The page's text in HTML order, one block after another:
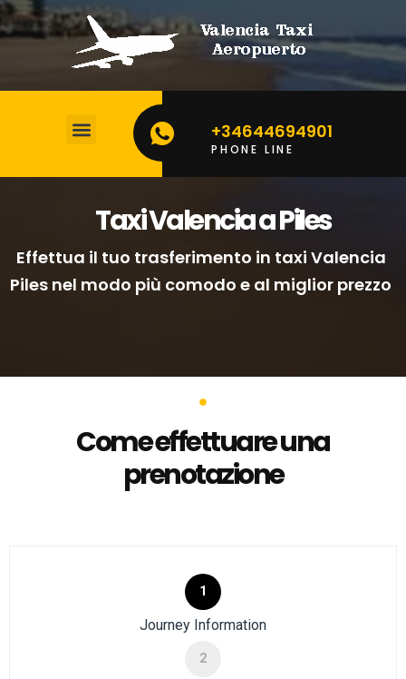
+34644694901
PHONE LINE
Taxi Valencia a Piles
Effettua il tuo trasferimento in taxi Valencia
Piles nel modo più comodo e al miglior prezzo
Come effettuare una
prenotazione
1
Journey Information
2